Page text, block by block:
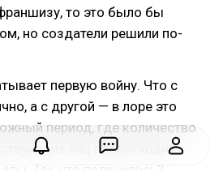
то это было бы
но создатели решили по-
первую войну. Что с
а с другой — в лоре это
период, где количество
лиц превосходит